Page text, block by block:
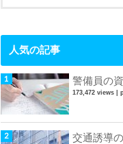
人気の記事
警備員の
173,472 views
交通誘導